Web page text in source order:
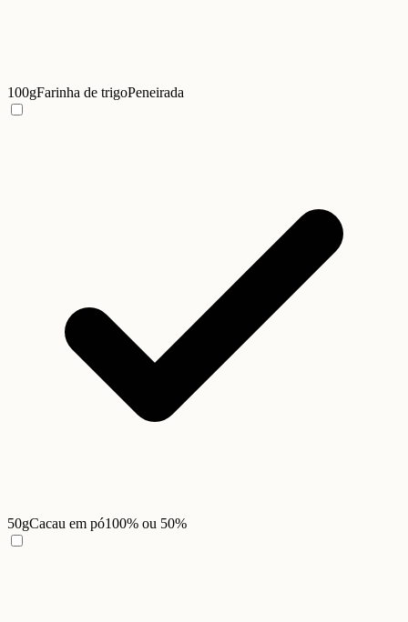
100gFarinha de trigoPeneirada
50gCacau em pó100% ou 50%